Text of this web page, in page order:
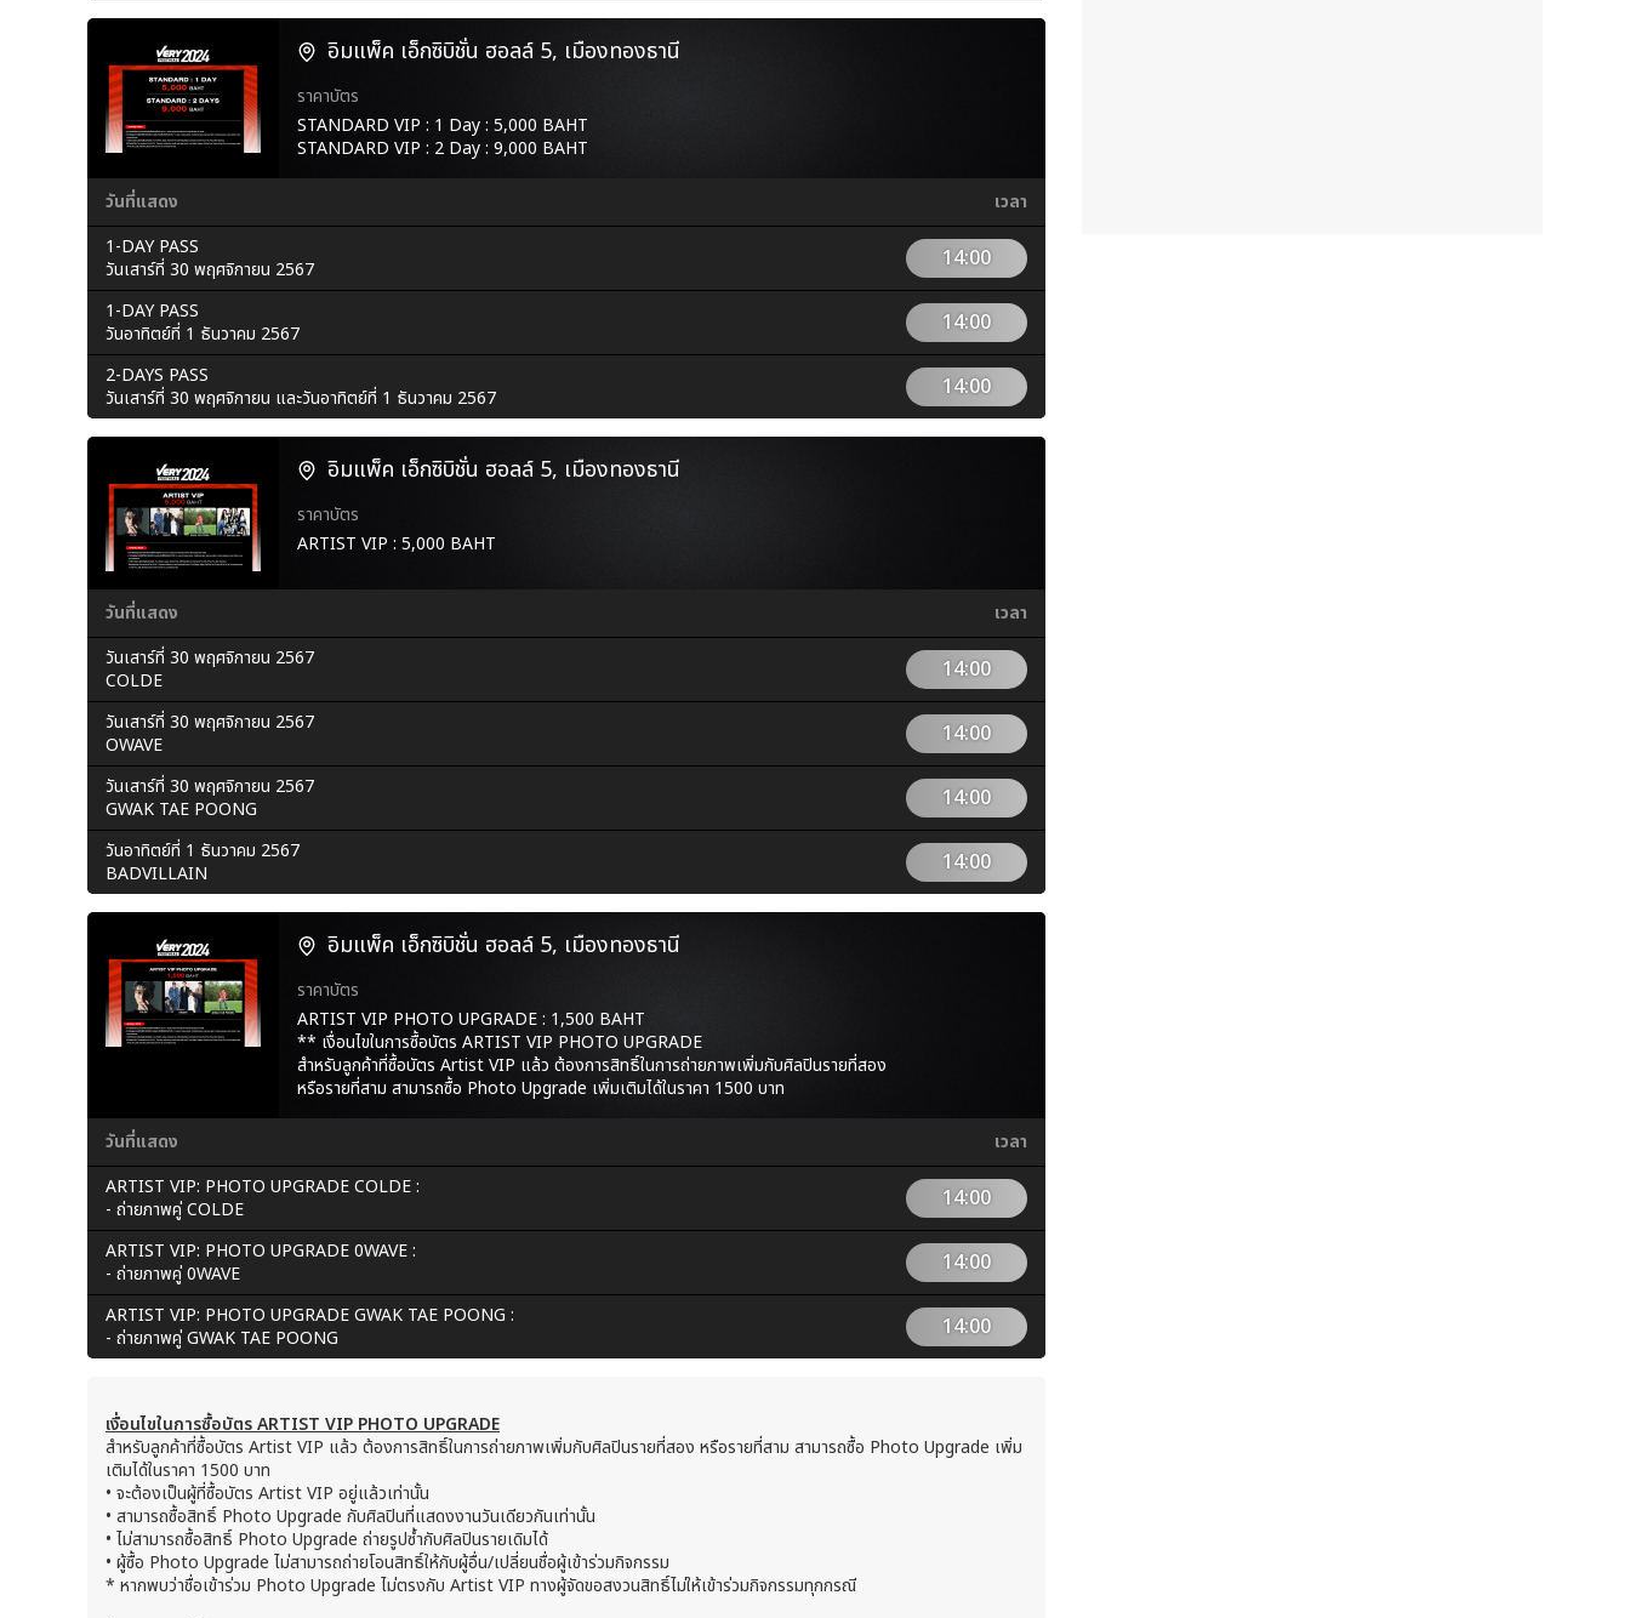
อิมแพ็ค เอ็กซิบิชั่น ฮอลล์ 5, เมืองทองธานี
ราคาบัตร
STANDARD VIP : 1 Day : 5,000 BAHT
STANDARD VIP : 2 Day : 9,000 BAHT
วันที่แสดง
เวลา
1-DAY PASS
วันเสาร์ที่ 30 พฤศจิกายน 2567
14:00
1-DAY PASS
วันอาทิตย์ที่ 1 ธันวาคม 2567
14:00
2-DAYS PASS
วันเสาร์ที่ 30 พฤศจิกายน และวันอาทิตย์ที่ 1 ธันวาคม 2567
14:00
อิมแพ็ค เอ็กซิบิชั่น ฮอลล์ 5, เมืองทองธานี
ราคาบัตร
ARTIST VIP : 5,000 BAHT
วันที่แสดง
เวลา
วันเสาร์ที่ 30 พฤศจิกายน 2567
COLDE
14:00
วันเสาร์ที่ 30 พฤศจิกายน 2567
OWAVE
14:00
วันเสาร์ที่ 30 พฤศจิกายน 2567
GWAK TAE POONG
14:00
วันอาทิตย์ที่ 1 ธันวาคม 2567
BADVILLAIN
14:00
อิมแพ็ค เอ็กซิบิชั่น ฮอลล์ 5, เมืองทองธานี
ราคาบัตร
ARTIST VIP PHOTO UPGRADE : 1,500 BAHT
** เงื่อนไขในการซื้อบัตร ARTIST VIP PHOTO UPGRADE
สำหรับลูกค้าที่ซื้อบัตร Artist VIP แล้ว ต้องการสิทธิ์ในการถ่ายภาพเพิ่มกับศิลปินรายที่สอง
หรือรายที่สาม สามารถซื้อ Photo Upgrade เพิ่มเติมได้ในราคา 1500 บาท
วันที่แสดง
เวลา
ARTIST VIP: PHOTO UPGRADE COLDE :
- ถ่ายภาพคู่ COLDE
14:00
ARTIST VIP: PHOTO UPGRADE 0WAVE :
- ถ่ายภาพคู่ 0WAVE
14:00
ARTIST VIP: PHOTO UPGRADE GWAK TAE POONG :
- ถ่ายภาพคู่ GWAK TAE POONG
14:00
เงื่อนไขในการซื้อบัตร ARTIST VIP PHOTO UPGRADE
สำหรับลูกค้าที่ซื้อบัตร Artist VIP แล้ว ต้องการสิทธิ์ในการถ่ายภาพเพิ่มกับศิลปินรายที่สอง หรือรายที่สาม สามารถซื้อ Photo Upgrade เพิ่ม
เติมได้ในราคา 1500 บาท
• จะต้องเป็นผู้ที่ซื้อบัตร Artist VIP อยู่แล้วเท่านั้น
• สามารถซื้อสิทธิ์ Photo Upgrade กับศิลปินที่แสดงงานวันเดียวกันเท่านั้น
• ไม่สามารถซื้อสิทธิ์ Photo Upgrade ถ่ายรูปซ้ำกับศิลปินรายเดิมได้
• ผู้ซื้อ Photo Upgrade ไม่สามารถถ่ายโอนสิทธิ์ให้กับผู้อื่น/เปลี่ยนชื่อผู้เข้าร่วมกิจกรรม
* หากพบว่าชื่อเข้าร่วม Photo Upgrade ไม่ตรงกับ Artist VIP ทางผู้จัดขอสงวนสิทธิ์ไม่ให้เข้าร่วมกิจกรรมทุกกรณี